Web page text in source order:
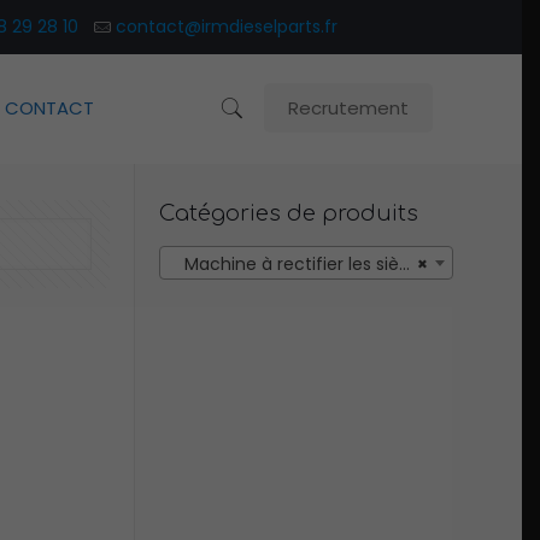
29 28 10 contact@irmdieselparts.fr
CONTACT Recrutement
Catégories de produits
×
Machine à rectifier les sièges de soupape (Valve Seat Refacing Tool) (3)